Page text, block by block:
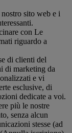
sito web e i
con Le
riguardo a
di clienti del
di marketing da
e vi
esclusive, di
dedicate a voi.
più le nostre
senza alcun
stesse (ad